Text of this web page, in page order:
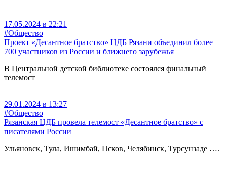
17.05.2024 в 22:21
#Общество
Проект «Десантное братство» ЦДБ Рязани объединил более
700 участников из России и ближнего зарубежья
В Центральной детской библиотеке состоялся финальный
телемост
29.01.2024 в 13:27
#Общество
Рязанская ЦДБ провела телемост «Десантное братство» с
писателями России
Ульяновск, Тула, Ишимбай, Псков, Челябинск, Турсунзаде ….